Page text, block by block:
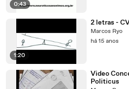
0:43
1:20
2 letras -
Marcos Ryo
há 15 anos
Video
Politicus